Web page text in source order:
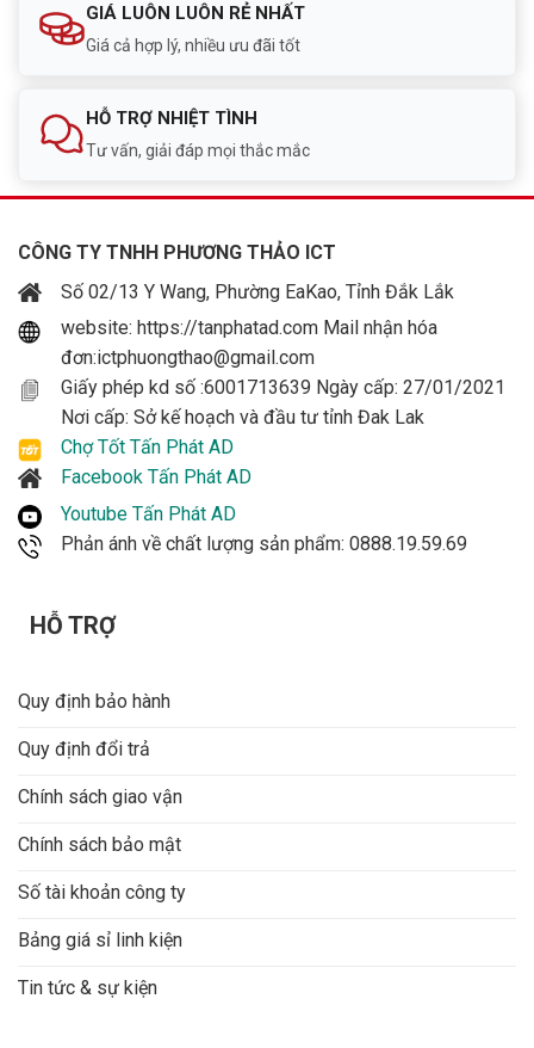
GIÁ LUÔN LUÔN RẺ NHẤT
Giá cả hợp lý, nhiều ưu đãi tốt
HỖ TRỢ NHIỆT TÌNH
Tư vấn, giải đáp mọi thắc mắc
CÔNG TY TNHH PHƯƠNG THẢO ICT
Số 02/13 Y Wang, Phường EaKao, Tỉnh Đắk Lắk
website: https://tanphatad.com Mail nhận hóa
đơn:ictphuongthao@gmail.com
Giấy phép kd số :6001713639 Ngày cấp: 27/01/2021
Nơi cấp: Sở kế hoạch và đầu tư tỉnh Đak Lak
Chợ Tốt Tấn Phát AD
Facebook Tấn Phát AD
Youtube Tấn Phát AD
Phản ánh về chất lượng sản phẩm: 0888.19.59.69
HỖ TRỢ
Quy định bảo hành
Quy định đổi trả
Chính sách giao vận
Chính sách bảo mật
Số tài khoản công ty
Bảng giá sỉ linh kiện
Tin tức & sự kiện